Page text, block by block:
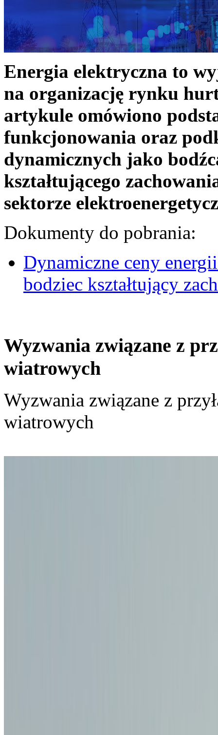
Energia elektryczna to
na organizację rynku
artykule omówiono
funkcjonowania oraz
dynamicznych jako
kształtującego
sektorze
Dokumenty do pobrania:
Dynamiczne ceny
bodziec kształtujący
Wyzwania związane z
wiatrowych
Wyzwania związane z
wiatrowych